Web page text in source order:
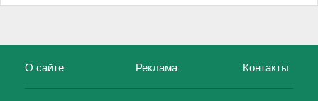
О сайте Реклама Контакты